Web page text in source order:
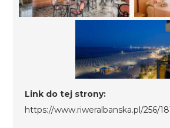
Link do tej strony:
https://www.riweralbanska.pl/256/